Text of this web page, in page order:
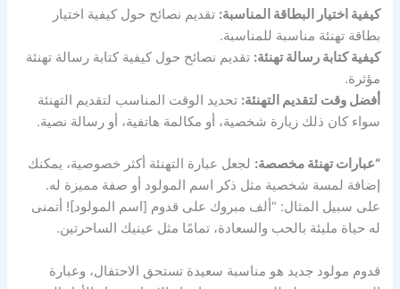
كيفية اختيار البطاقة المناسبة: تقديم نصائح حول كيفية اختيار
بطاقة تهنئة مناسبة للمناسبة.
كيفية كتابة رسالة تهنئة: تقديم نصائح حول كيفية كتابة رسالة تهنئة
مؤثرة.
أفضل وقت لتقديم التهنئة: تحديد الوقت المناسب لتقديم التهنئة
سواء كان ذلك زيارة شخصية، أو مكالمة هاتفية، أو رسالة نصية.
“عبارات تهنئة مخصصة: لجعل عبارة التهنئة أكثر خصوصية، يمكنك
إضافة لمسة شخصية مثل ذكر اسم المولود أو صفة مميزة له.
على سبيل المثال: “ألف مبروك على قدوم [اسم المولود]! أتمنى
له حياة مليئة بالحب والسعادة، تمامًا مثل عينيك الساحرتين.
قدوم مولود جديد هو مناسبة سعيدة تستحق الاحتفال، وعبارة